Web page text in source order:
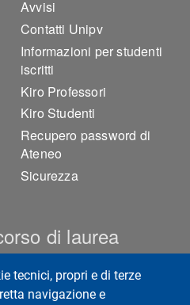
tecnici, propri e di terze
navigazione e
Footer 2
Avvisi
Contatti Unipv
Informazioni per studenti
iscritti
Kiro Professori
Kiro Studenti
Recupero password di
Ateneo
Sicurezza
di laurea